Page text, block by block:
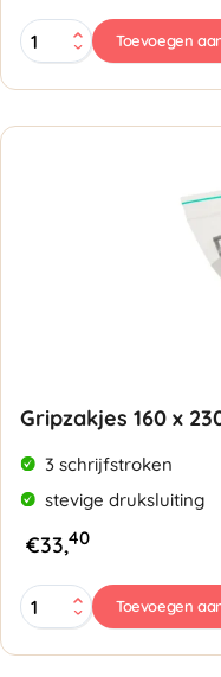
Gripzakjes
200
300mm
-
Toevoegen
Gripzakjes 160 x
3 schrijfstroken
stevige druksluiting
€33,40
Gripzakjes
160
230mm
Toevoegen